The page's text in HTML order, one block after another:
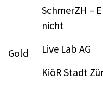
Gold
SchmerZH –
nicht
Live Lab AG
KiöR Stadt